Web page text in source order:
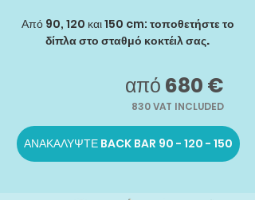
Από 90, 120 και 150 cm: τοποθετήστε το
δίπλα στο σταθμό κοκτέιλ σας.
από 680 €
830VAT INCLUDED
ΑΝΑΚΑΛΥΨΤΕ BACK BAR 90 - 120 - 150